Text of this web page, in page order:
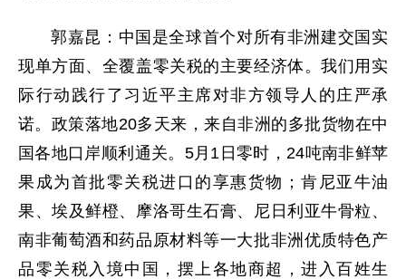
郭嘉昆：中国是全球首个对所有非洲建交国实
现单方面、全覆盖零关税的主要经济体。我们用实
际行动践行了习近平主席对非方领导人的庄严承
诺。政策落地20多天来，来自非洲的多批货物在中
国各地口岸顺利通关。5月1日零时，24吨南非鲜苹
果成为首批零关税进口的享惠货物；肯尼亚牛油
果、埃及鲜橙、摩洛哥生石膏、尼日利亚牛骨粒、
南非葡萄酒和药品原材料等一大批非洲优质特色产
品零关税入境中国，摆上各地商超，进入百姓生